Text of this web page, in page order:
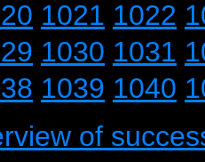
1021 1022
1030 1031
1039 1040
of